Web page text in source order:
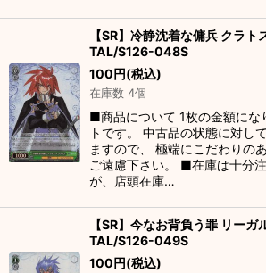
【SR】冷静沈着な傭兵 クラ
TAL/S126-048S
100円(税込)
在庫数 4個
■商品について 1枚の金額にな
トです。 中古品の状態に対し
ますので、 極端にこだわりの
ご遠慮下さい。 ■在庫は十分
が、店頭在庫…
【SR】今なお背負う罪 リー
TAL/S126-049S
100円(税込)